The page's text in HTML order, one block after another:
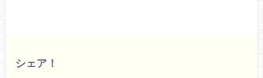
シェア！